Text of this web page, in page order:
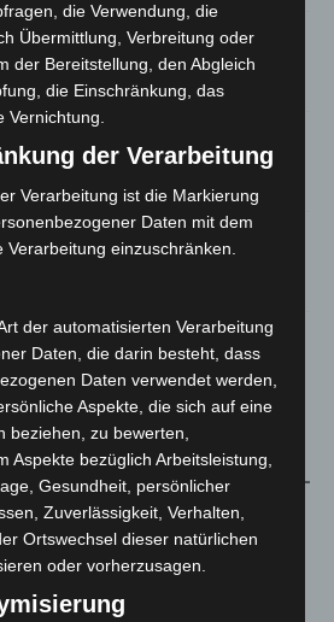
in Neuwarmbüchen schnell
über A7 – Polizei sucht
Bagger-Unfall auf Baustelle
die Verwendung, die
Übermittlung, Verbreitung oder
der Bereitstellung, den Abgleich
die Einschränkung, das
Vernichtung.
der Verarbeitung
Verarbeitung ist die Markierung
Daten mit dem
Verarbeitung einzuschränken.
der automatisierten Verarbeitung
Daten, die darin besteht, dass
Daten verwendet werden,
Aspekte, die sich auf eine
beziehen, zu bewerten,
Aspekte bezüglich Arbeitsleistung,
Gesundheit, persönlicher
Zuverlässigkeit, Verhalten,
Ortswechsel dieser natürlichen
oder vorherzusagen.